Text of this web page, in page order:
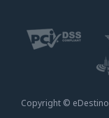
Copyright ©